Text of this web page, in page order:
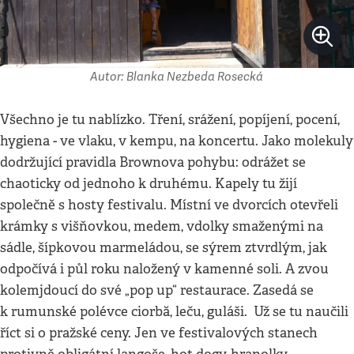
Autor: Blanka Nezbeda Rosecká
Všechno je tu nablízko. Tření, srážení, popíjení, pocení,
hygiena - ve vlaku, v kempu, na koncertu. Jako molekuly
dodržující pravidla Brownova pohybu: odrážet se
chaoticky od jednoho k druhému. Kapely tu žijí
společně s hosty festivalu. Místní ve dvorcích otevřeli
krámky s višňovkou, medem, vdolky smaženými na
sádle, šípkovou marmeládou, se sýrem ztvrdlým, jak
odpočívá i půl roku naložený v kamenné soli. A zvou
kolemjdoucí do své „pop up“ restaurace. Zasedá se
k rumunské polévce ciorbă, leču, guláši. Už se tu naučili
říct si o pražské ceny. Jen ve festivalových stanech